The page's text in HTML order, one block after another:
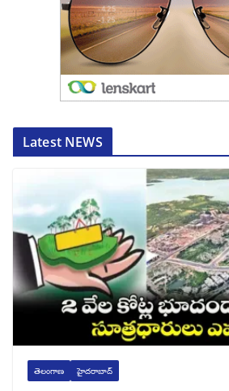
Latest NEWS
తెలంగాణ హైదరాబాద్